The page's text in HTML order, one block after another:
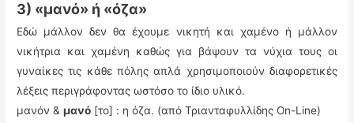
3) «μανό» ή «όζα»
Εδώ μάλλον δεν θα έχουμε νικητή και χαμένο ή μάλλον
νικήτρια και χαμένη καθώς για βάψουν τα νύχια τους οι
γυναίκες τις κάθε πόλης απλά χρησιμοποιούν διαφορετικές
λέξεις περιγράφοντας ωστόσο το ίδιο υλικό.
μανόν &μανό [το] : η όζα. (από Τριανταφυλλίδης On-Line)